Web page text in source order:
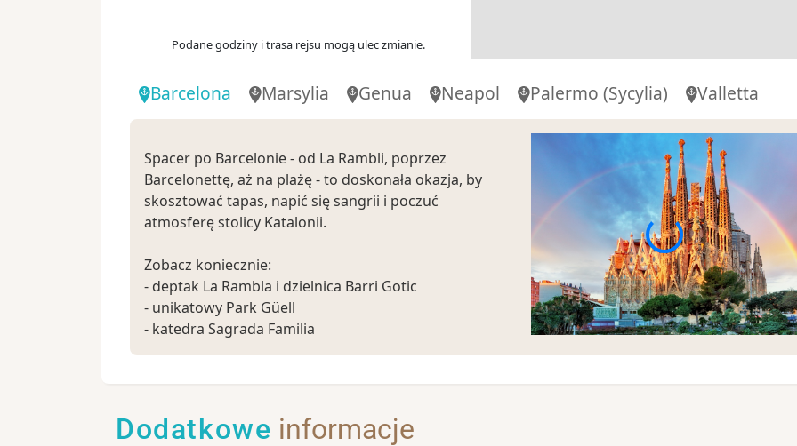
Podane godziny i trasa rejsu mogą ulec zmianie.
Barcelona Marsylia Genua Neapol Palermo (Sycylia) Valletta
Spacer po Barcelonie - od La Rambli, poprzez
Barcelonettę, aż na plażę - to doskonała okazja, by
skosztować tapas, napić się sangrii i poczuć
atmosferę stolicy Katalonii.
Zobacz koniecznie:
- deptak La Rambla i dzielnica Barri Gotic
- unikatowy Park Güell
- katedra Sagrada Familia
Ciekawostki:
Dodatkowe informacje